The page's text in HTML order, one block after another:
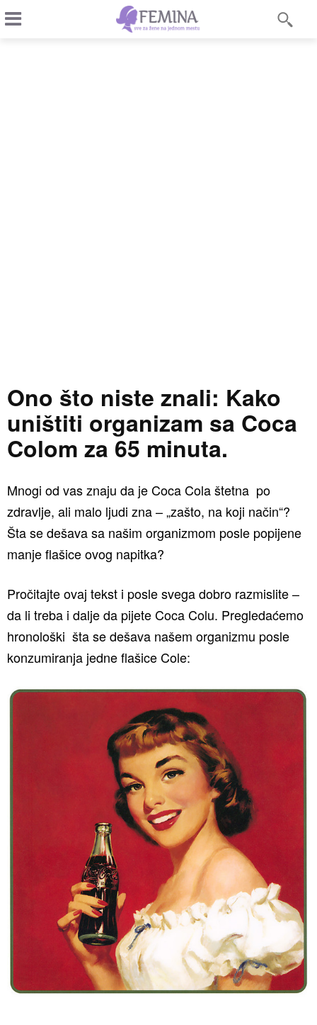
Ono što niste znali: Kako
uništiti organizam sa Coca
Colom za 65 minuta.
Mnogi od vas znaju da je Coca Cola štetna po
zdravlje, ali malo ljudi zna – „zašto, na koji način“?
Šta se dešava sa našim organizmom posle popijene
manje flašice ovog napitka?
Pročitajte ovaj tekst i posle svega dobro razmislite –
da li treba i dalje da pijete Coca Colu. Pregledaćemo
hronološki šta se dešava našem organizmu posle
konzumiranja jedne flašice Cole: